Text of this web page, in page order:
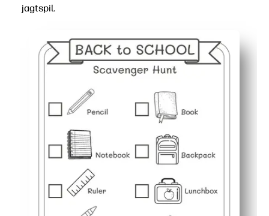
jagtspil.
Du udskriver og går - ingen forberedelse kræves,
Holder børnene i bevægelse og fokuserede - de
Letter første dags rystelser - en legende isbryder,
Tilpasser sig din plan - brug den til centre, tidlige